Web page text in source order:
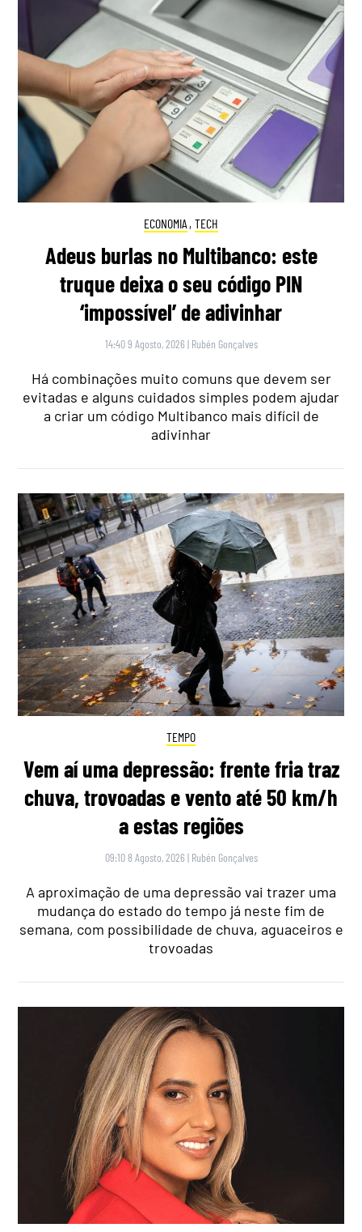
ECONOMIA , TECH
Adeus burlas no Multibanco: este
truque deixa o seu código PIN
‘impossível’ de adivinhar
14:40 9 Agosto, 2026 | Rubén Gonçalves
Há combinações muito comuns que devem ser
evitadas e alguns cuidados simples podem ajudar
a criar um código Multibanco mais difícil de
adivinhar
TEMPO
Vem aí uma depressão: frente fria traz
chuva, trovoadas e vento até 50 km/h
a estas regiões
09:10 8 Agosto, 2026 | Rubén Gonçalves
A aproximação de uma depressão vai trazer uma
mudança do estado do tempo já neste fim de
semana, com possibilidade de chuva, aguaceiros e
trovoadas